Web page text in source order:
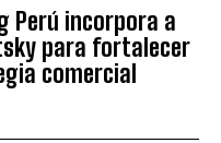
Perú incorpora a
para fortalecer
comercial